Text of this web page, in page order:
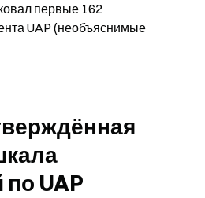
первые 162
UAP (необъяснимые
по UAP